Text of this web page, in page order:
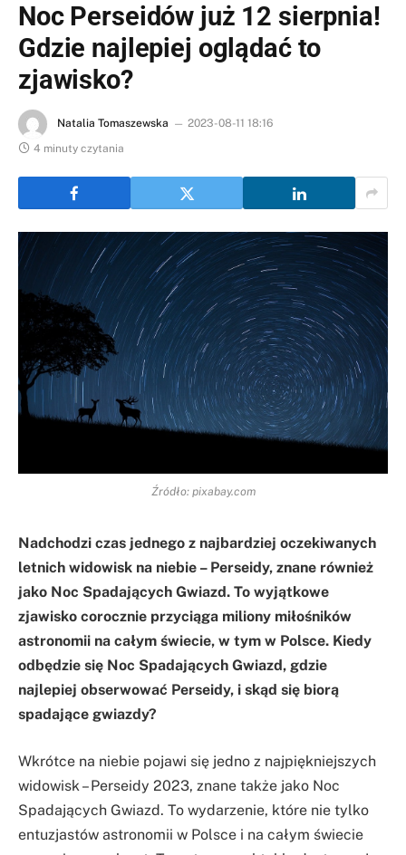
Noc Perseidów już 12 sierpnia!
Gdzie najlepiej oglądać to
zjawisko?
Natalia Tomaszewska
2023-08-11 18:16
4 minuty czytania
Źródło: pixabay.com
Nadchodzi czas jednego z najbardziej oczekiwanych
letnich widowisk na niebie – Perseidy, znane również
jako Noc Spadających Gwiazd. To wyjątkowe
zjawisko corocznie przyciąga miliony miłośników
astronomii na całym świecie, w tym w Polsce. Kiedy
odbędzie się Noc Spadających Gwiazd, gdzie
najlepiej obserwować Perseidy, i skąd się biorą
spadające gwiazdy?
Wkrótce na niebie pojawi się jedno z najpiękniejszych
widowisk – Perseidy 2023, znane także jako Noc
Spadających Gwiazd. To wydarzenie, które nie tylko
entuzjastów astronomii w Polsce i na całym świecie